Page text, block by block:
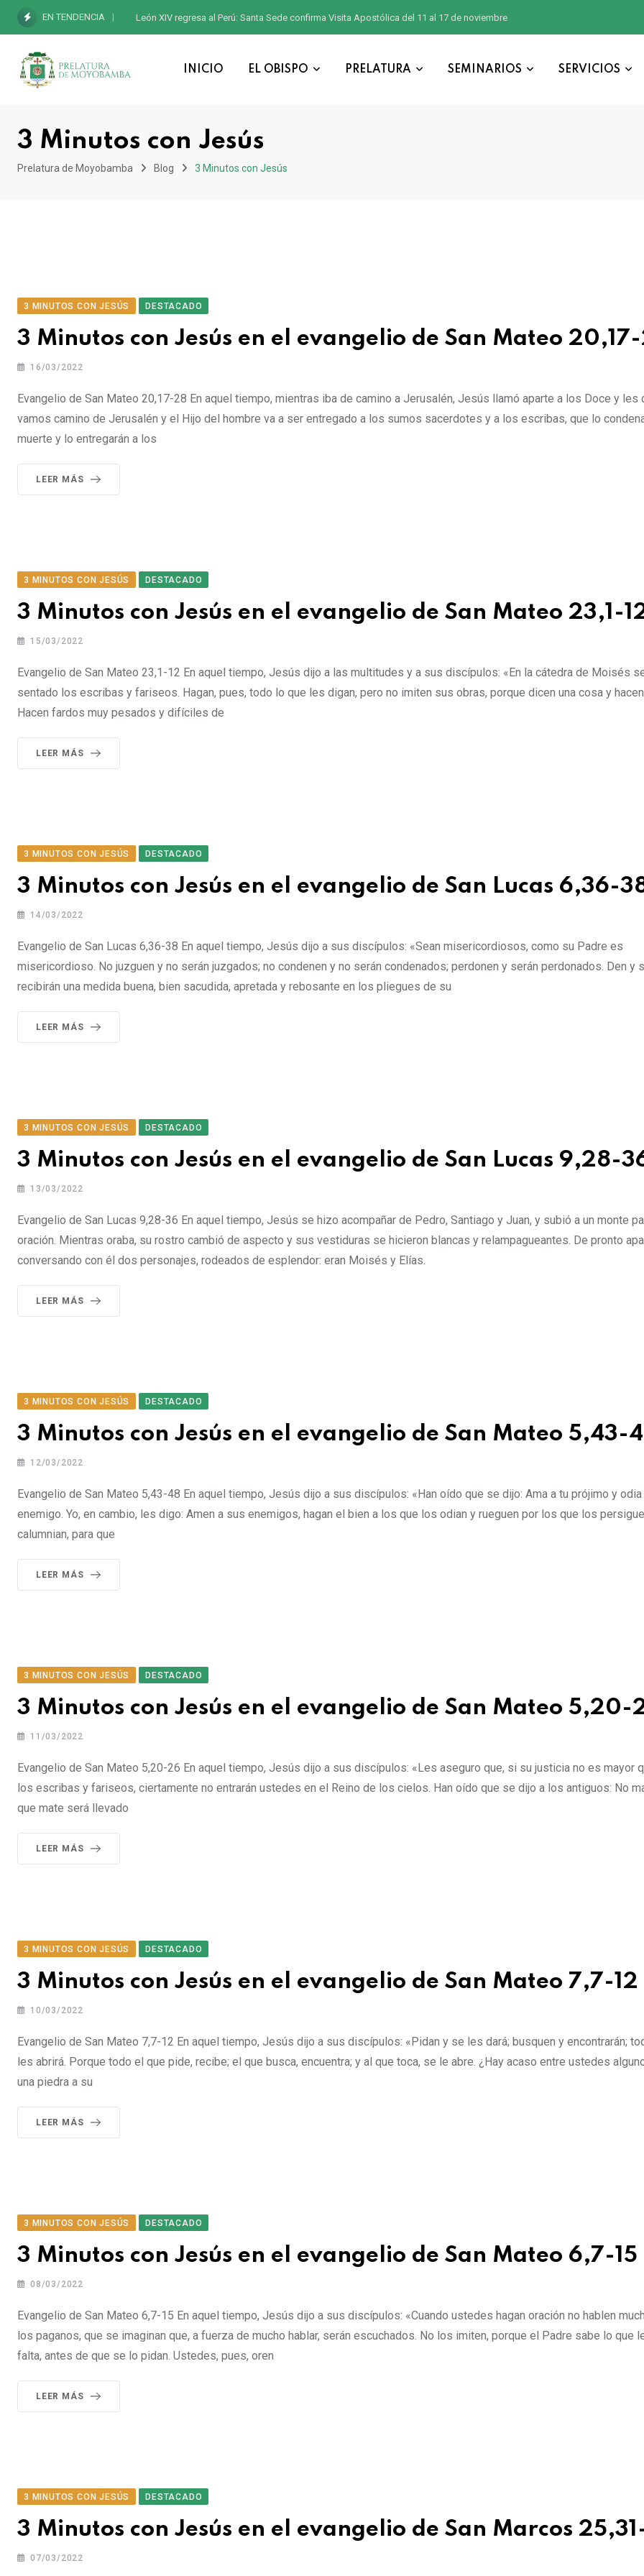
EN TENDENCIA León XIV regresa al Perú: Santa Sede confirma Visita Apostólica del 11 al 17 de noviembre
INICIO EL OBISPO PRELATURA SEMINARIOS SERVICIOS
3 Minutos con Jesús
Prelatura de Moyobamba Blog 3 Minutos con Jesús
3 MINUTOS CON JESÚS DESTACADO
3 Minutos con Jesús en el evangelio de San Mateo
16/03/2022
Evangelio de San Mateo 20,17-28 En aquel tiempo, mientras iba de camino a Jerusalén, Jesús llamó aparte a los Doce y les
vamos camino de Jerusalén y el Hijo del hombre va a ser entregado a los sumos sacerdotes y a los escribas, que lo
muerte y lo entregarán a los
LEER MÁS
3 MINUTOS CON JESÚS DESTACADO
3 Minutos con Jesús en el evangelio de San Mateo 23,1-
15/03/2022
Evangelio de San Mateo 23,1-12 En aquel tiempo, Jesús dijo a las multitudes y a sus discípulos: «En la cátedra de Moisés
sentado los escribas y fariseos. Hagan, pues, todo lo que les digan, pero no imiten sus obras, porque dicen una cosa y
Hacen fardos muy pesados y difíciles de
LEER MÁS
3 MINUTOS CON JESÚS DESTACADO
3 Minutos con Jesús en el evangelio de San Lucas 6,36-
14/03/2022
Evangelio de San Lucas 6,36-38 En aquel tiempo, Jesús dijo a sus discípulos: «Sean misericordiosos, como su Padre es
misericordioso. No juzguen y no serán juzgados; no condenen y no serán condenados; perdonen y serán perdonados. Den y
recibirán una medida buena, bien sacudida, apretada y rebosante en los pliegues de su
LEER MÁS
3 MINUTOS CON JESÚS DESTACADO
3 Minutos con Jesús en el evangelio de San Lucas 9,28-
13/03/2022
Evangelio de San Lucas 9,28-36 En aquel tiempo, Jesús se hizo acompañar de Pedro, Santiago y Juan, y subió a un monte
oración. Mientras oraba, su rostro cambió de aspecto y sus vestiduras se hicieron blancas y relampagueantes. De pronto
conversando con él dos personajes, rodeados de esplendor: eran Moisés y Elías.
LEER MÁS
3 MINUTOS CON JESÚS DESTACADO
3 Minutos con Jesús en el evangelio de San Mateo 5,43-
12/03/2022
Evangelio de San Mateo 5,43-48 En aquel tiempo, Jesús dijo a sus discípulos: «Han oído que se dijo: Ama a tu prójimo y odia
enemigo. Yo, en cambio, les digo: Amen a sus enemigos, hagan el bien a los que los odian y rueguen por los que los
calumnian, para que
LEER MÁS
3 MINUTOS CON JESÚS DESTACADO
3 Minutos con Jesús en el evangelio de San Mateo 5,20-
11/03/2022
Evangelio de San Mateo 5,20-26 En aquel tiempo, Jesús dijo a sus discípulos: «Les aseguro que, si su justicia no es mayor
los escribas y fariseos, ciertamente no entrarán ustedes en el Reino de los cielos. Han oído que se dijo a los antiguos: No
que mate será llevado
LEER MÁS
3 MINUTOS CON JESÚS DESTACADO
3 Minutos con Jesús en el evangelio de San Mateo 7,7-12
10/03/2022
Evangelio de San Mateo 7,7-12 En aquel tiempo, Jesús dijo a sus discípulos: «Pidan y se les dará; busquen y encontrarán;
les abrirá. Porque todo el que pide, recibe; el que busca, encuentra; y al que toca, se le abre. ¿Hay acaso entre ustedes
una piedra a su
LEER MÁS
3 MINUTOS CON JESÚS DESTACADO
3 Minutos con Jesús en el evangelio de San Mateo 6,7-15
08/03/2022
Evangelio de San Mateo 6,7-15 En aquel tiempo, Jesús dijo a sus discípulos: «Cuando ustedes hagan oración no hablen
los paganos, que se imaginan que, a fuerza de mucho hablar, serán escuchados. No los imiten, porque el Padre sabe lo que
falta, antes de que se lo pidan. Ustedes, pues, oren
LEER MÁS
3 MINUTOS CON JESÚS DESTACADO
3 Minutos con Jesús en el evangelio de San Marcos
07/03/2022